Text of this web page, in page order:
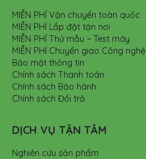
MIỄN PHÍ Vận chuyển toàn quốc
MIỄN PHÍ Lắp đặt tận nơi
MIỄN PHÍ Thử mẫu – Test máy
MIỄN PHÍ Chuyển giao Công nghệ
Bảo mật thông tin
Chính sách Thanh toán
Chính sách Bảo hành
Chính sách Đổi trả
DỊCH VỤ TẬN TÂM
Nghiên cứu sản phẩm